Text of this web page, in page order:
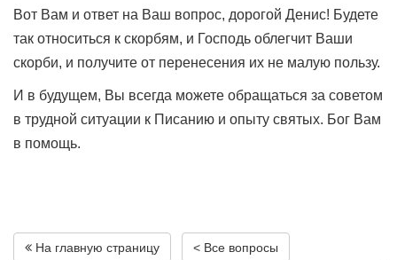
Вот Вам и ответ на Ваш вопрос, дорогой Денис! Будете
так относиться к скорбям, и Господь облегчит Ваши
скорби, и получите от перенесения их не малую пользу.
И в будущем, Вы всегда можете обращаться за советом
в трудной ситуации к Писанию и опыту святых. Бог Вам
в помощь.
На главную страницу < Все вопросы